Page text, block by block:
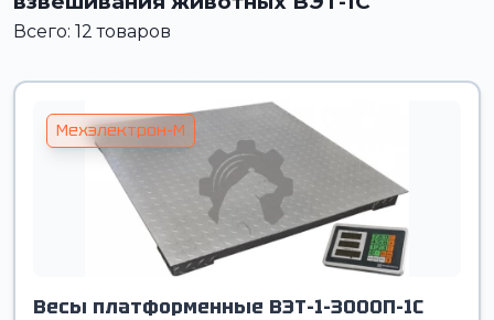
Всего: 12 товаров
Мехэлектрон-М
Весы платформенные ВЭТ-1-3000П-1С